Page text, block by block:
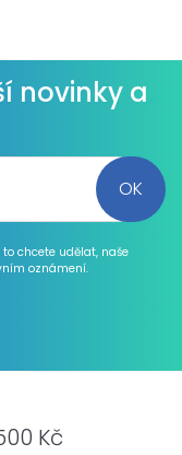
novinky a
chcete udělat, naše
oznámení.
Kč